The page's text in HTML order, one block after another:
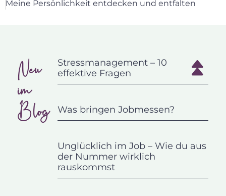
Meine Persönlichkeit entdecken und entfalten
Neu
im
Blog
Stressmanagement – 10
effektive Fragen
Was bringen Jobmessen?
Unglücklich im Job – Wie du aus
der Nummer wirklich
rauskommst